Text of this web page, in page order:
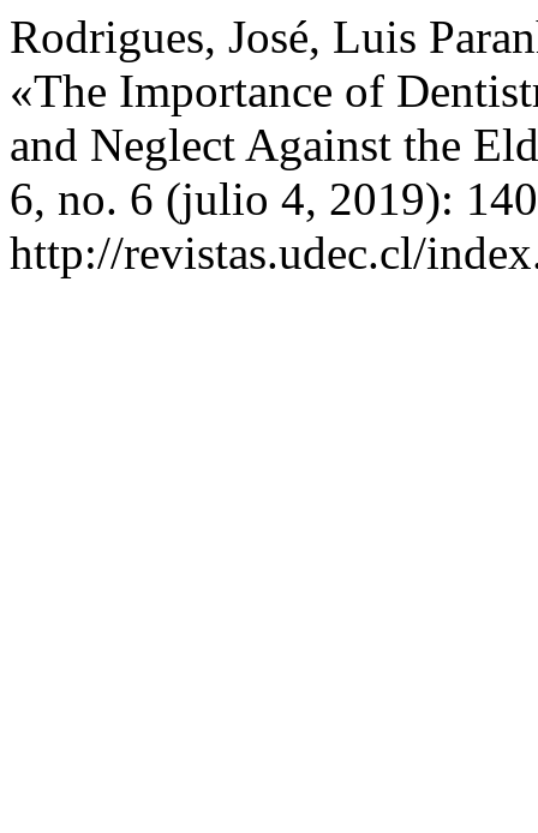
Rodrigues, José, Luis
«The Importance of
and Neglect Against the
6, no. 6 (julio 4, 2019):
http://revistas.udec.cl/